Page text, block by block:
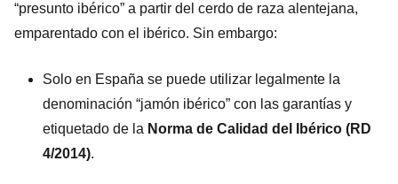
“presunto ibérico” a partir del cerdo de raza alentejana,
emparentado con el ibérico. Sin embargo:
Solo en España se puede utilizar legalmente la
denominación “jamón ibérico” con las garantías y
etiquetado de la Norma de Calidad del Ibérico (RD
4/2014).